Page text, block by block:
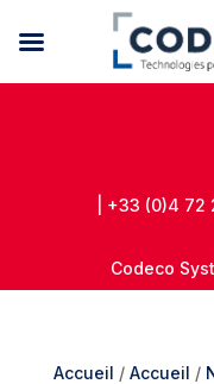
| +33 (0)4
Codeco
Accueil / Accueil /